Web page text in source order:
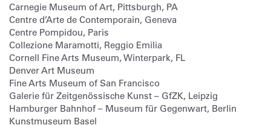
Carnegie Museum of Art, Pittsburgh, PA
Centre d’Arte de Contemporain, Geneva
Centre Pompidou, Paris
Collezione Maramotti, Reggio Emilia
Cornell Fine Arts Museum, Winterpark, FL
Denver Art Museum
Fine Arts Museum of San Francisco
Galerie für Zeitgenössische Kunst – GfZK, Leipzig
Hamburger Bahnhof – Museum für Gegenwart, Berlin
Kunstmuseum Basel